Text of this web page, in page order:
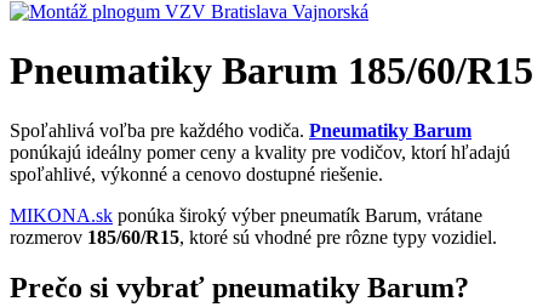
Pneumatiky Barum 185/60/R15
Spoľahlivá voľba pre každého vodiča. Pneumatiky Barum
ponúkajú ideálny pomer ceny a kvality pre vodičov, ktorí hľadajú
spoľahlivé, výkonné a cenovo dostupné riešenie.
MIKONA.sk ponúka široký výber pneumatík Barum, vrátane
rozmerov 185/60/R15, ktoré sú vhodné pre rôzne typy vozidiel.
Prečo si vybrať pneumatiky Barum?